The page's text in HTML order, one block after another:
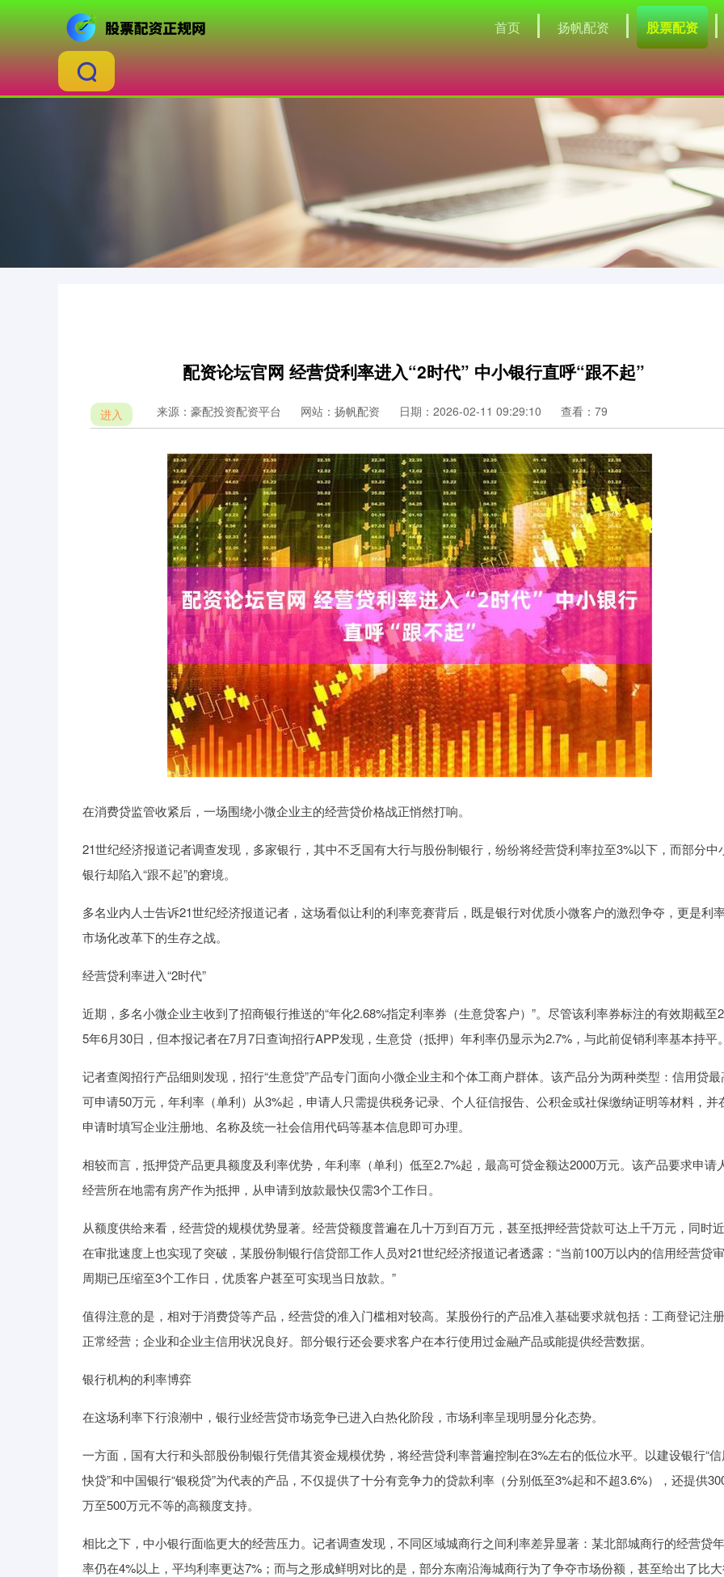
首页 扬帆配资 股票配资
配资论坛官网 经营贷利率进入“2时代” 中小银行直呼“跟不起”
进入 来源：豪配投资配资平台 网站：扬帆配资 日期：2026-02-11 09:29:10 查看：79
在消费贷监管收紧后，一场围绕小微企业主的经营贷价格战正悄然打响。
21世纪经济报道记者调查发现，多家银行，其中不乏国有大行与股份制银行，纷纷将经营贷利率拉至3%以下，而部分中
银行却陷入“跟不起”的窘境。
多名业内人士告诉21世纪经济报道记者，这场看似让利的利率竞赛背后，既是银行对优质小微客户的激烈争夺，更是利
市场化改革下的生存之战。
经营贷利率进入“2时代”
近期，多名小微企业主收到了招商银行推送的“年化2.68%指定利率券（生意贷客户）”。尽管该利率券标注的有效期截至
5年6月30日，但本报记者在7月7日查询招行APP发现，生意贷（抵押）年利率仍显示为2.7%，与此前促销利率基本持平。
记者查阅招行产品细则发现，招行“生意贷”产品专门面向小微企业主和个体工商户群体。该产品分为两种类型：信用贷最
可申请50万元，年利率（单利）从3%起，申请人只需提供税务记录、个人征信报告、公积金或社保缴纳证明等材料，并
申请时填写企业注册地、名称及统一社会信用代码等基本信息即可办理。
相较而言，抵押贷产品更具额度及利率优势，年利率（单利）低至2.7%起，最高可贷金额达2000万元。该产品要求申请
经营所在地需有房产作为抵押，从申请到放款最快仅需3个工作日。
从额度供给来看，经营贷的规模优势显著。经营贷额度普遍在几十万到百万元，甚至抵押经营贷款可达上千万元，同时
在审批速度上也实现了突破，某股份制银行信贷部工作人员对21世纪经济报道记者透露：“当前100万以内的信用经营贷
周期已压缩至3个工作日，优质客户甚至可实现当日放款。”
值得注意的是，相对于消费贷等产品，经营贷的准入门槛相对较高。某股份行的产品准入基础要求就包括：工商登记注
正常经营；企业和企业主信用状况良好。部分银行还会要求客户在本行使用过金融产品或能提供经营数据。
银行机构的利率博弈
在这场利率下行浪潮中，银行业经营贷市场竞争已进入白热化阶段，市场利率呈现明显分化态势。
一方面，国有大行和头部股份制银行凭借其资金规模优势，将经营贷利率普遍控制在3%左右的低位水平。以建设银行“信
快贷”和中国银行“银税贷”为代表的产品，不仅提供了十分有竞争力的贷款利率（分别低至3%起和不超3.6%），还提供
万至500万元不等的高额度支持。
相比之下，中小银行面临更大的经营压力。记者调查发现，不同区域城商行之间利率差异显著：某北部城商行的经营贷
率仍在4%以上，平均利率更达7%；而与之形成鲜明对比的是，部分东南沿海城商行为了争夺市场份额，甚至给出了比